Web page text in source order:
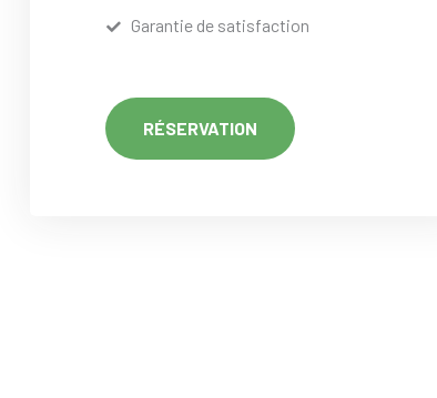
Garantie de satisfaction
RÉSERVATION